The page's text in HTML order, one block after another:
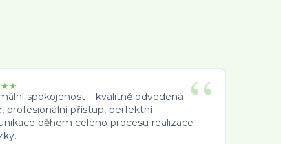
★★
spokojenost – kvalitně odvedená
profesionální přístup, perfektní
během celého procesu realizace